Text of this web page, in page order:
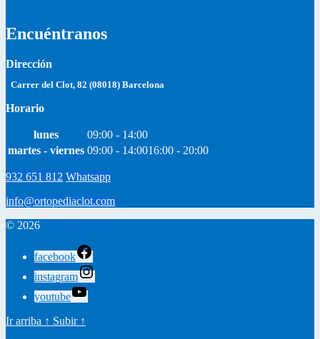
Encuéntranos
Dirección
Carrer del Clot, 82 (08018) Barcelona
Horario
lunes
09:00 - 14:00
martes - viernes 09:00 - 14:0016:00 - 20:00
932 651 812 Whatsapp
info@ortopediaclot.com
© 2026
facebook
instagram
youtube
Ir arriba ↑ Subir ↑